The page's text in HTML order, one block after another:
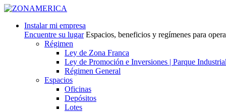
Instalar mi empresa
Encuentre su lugar Espacios, beneficios y regímenes para
Régimen
Ley de Zona Franca
Ley de Promoción e Inversiones | Parque Industrial
Régimen General
Espacios
Oficinas
Depósitos
Lotes